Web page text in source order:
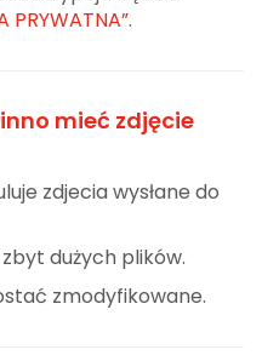
PRYWATNA”.
mieć zdjęcie
zdjecia wysłane do
dużych plików.
zmodyfikowane.